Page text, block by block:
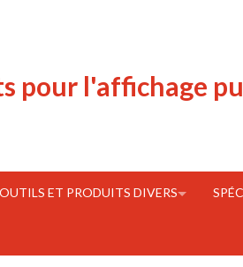
pour l'affichage
OUTILS ET PRODUITS DIVERS